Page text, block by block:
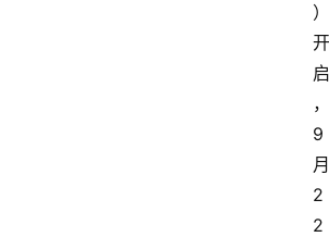
）
开
启
，
9
月
2
2